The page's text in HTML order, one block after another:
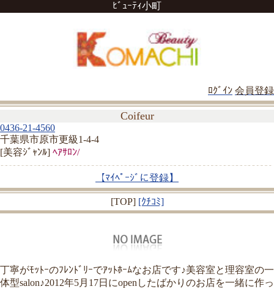
ﾋﾞｭｰﾃｨ小町
ﾛｸﾞｲﾝ 会員登録
Coifeur
0436-21-4560
千葉県市原市更級1-4-4
[美容ｼﾞｬﾝﾙ] ﾍｱｻﾛﾝ/
【ﾏｲﾍﾟｰｼﾞに登録】
[TOP] [ｸﾁｺﾐ]
丁寧がﾓｯﾄｰのﾌﾚﾝﾄﾞﾘｰでｱｯﾄﾎｰﾑなお店です♪美容室と理容室の一
体型salon♪2012年5月17日にopenしたばかりのお店を一緒に作っ